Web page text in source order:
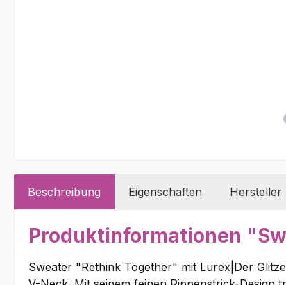
Beschreibung Eigenschaften Hersteller
Produktinformationen
Sweater "Rethink Together" mit Lurex|Der